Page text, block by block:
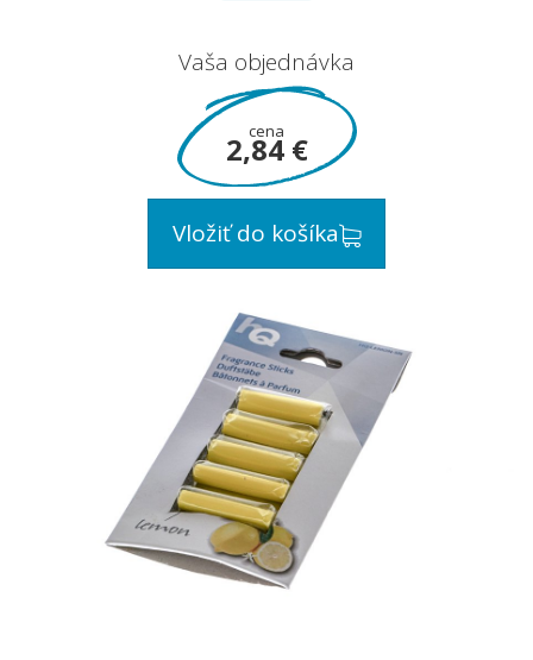
Vaša objednávka
cena
2,84 €
Vložiť do košíka